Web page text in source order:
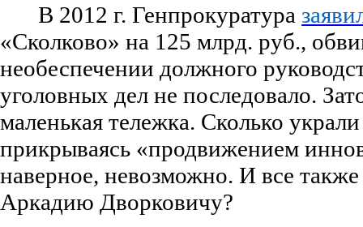
В 2012 г. Генпрокуратура
«Сколково» на 125 млрд. руб.,
необеспечении должного
уголовных дел не последовало.
маленькая тележка. Сколько
прикрываясь «продвижением
наверное, невозможно. И все
Аркадию Дворковичу?